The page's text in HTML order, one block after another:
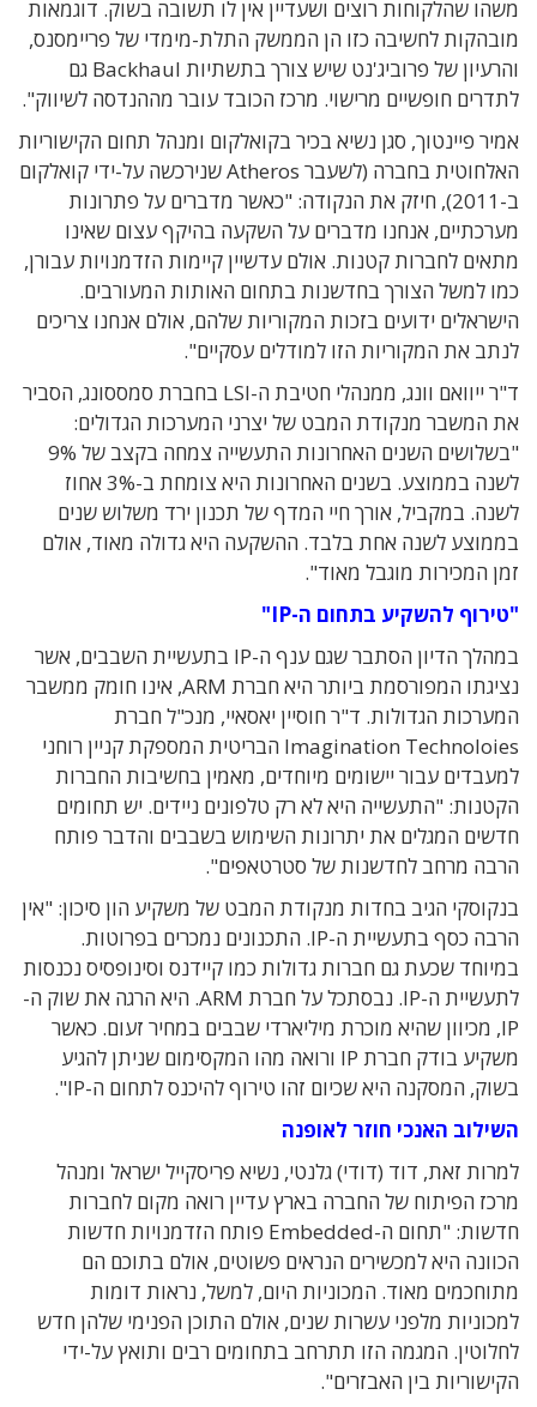
משהו שהלקוחות רוצים ושעדיין אין לו תשובה בשוק. דוגמאות
מובהקות לחשיבה כזו הן הממשק התלת-מימדי של פריימסנס,
והרעיון של פרוביג'נט שיש צורך בתשתיות Backhaul גם
לתדרים חופשיים מרישוי. מרכז הכובד עובר מההנדסה לשיווק".
אמיר פיינטוך, סגן נשיא בכיר בקואלקום ומנהל תחום הקישוריות
האלחוטית בחברה (לשעבר Atheros שנירכשה על-ידי קואלקום
ב-2011), חיזק את הנקודה: "כאשר מדברים על פתרונות
מערכתיים, אנחנו מדברים על השקעה בהיקף עצום שאינו
מתאים לחברות קטנות. אולם עדשיין קיימות הזדמנויות עבורן,
כמו למשל הצורך בחדשנות בתחום האותות המעורבים.
הישראלים ידועים בזכות המקוריות שלהם, אולם אנחנו צריכים
לנתב את המקוריות הזו למודלים עסקיים".
ד"ר ייוואם וונג, ממנהלי חטיבת ה-LSI בחברת סמססונג, הסביר
את המשבר מנקודת המבט של יצרני המערכות הגדולים:
"בשלושים השנים האחרונות התעשייה צמחה בקצב של 9%
לשנה בממוצע. בשנים האחרונות היא צומחת ב-3% אחוז
לשנה. במקביל, אורך חיי המדף של תכנון ירד משלוש שנים
בממוצע לשנה אחת בלבד. ההשקעה היא גדולה מאוד, אולם
זמן המכירות מוגבל מאוד".
"טירוף להשקיע בתחום ה-IP"
במהלך הדיון הסתבר שגם ענף ה-IP בתעשיית השבבים, אשר
נציגתו המפורסמת ביותר היא חברת ARM, אינו חומק ממשבר
המערכות הגדולות. ד"ר חוסיין יאסאיי, מנכ"ל חברת
Imagination Technoloies הבריטית המספקת קניין רוחני
למעבדים עבור יישומים מיוחדים, מאמין בחשיבות החברות
הקטנות: "התעשייה היא לא רק טלפונים ניידים. יש תחומים
חדשים המגלים את יתרונות השימוש בשבבים והדבר פותח
הרבה מרחב לחדשנות של סטרטאפים".
בנקוסקי הגיב בחדות מנקודת המבט של משקיע הון סיכון: "אין
הרבה כסף בתעשיית ה-IP. התכנונים נמכרים בפרוטות.
במיוחד שכעת גם חברות גדולות כמו קיידנס וסינופסיס נכנסות
לתעשיית ה-IP. נבסתכל על חברת ARM. היא הרגה את שוק ה-
IP, מכיוון שהיא מוכרת מיליארדי שבבים במחיר זעום. כאשר
משקיע בודק חברת IP ורואה מהו המקסימום שניתן להגיע
בשוק, המסקנה היא שכיום זהו טירוף להיכנס לתחום ה-IP".
השילוב האנכי חוזר לאופנה
למרות זאת, דוד (דודי) גלנטי, נשיא פריסקייל ישראל ומנהל
מרכז הפיתוח של החברה בארץ עדיין רואה מקום לחברות
חדשות: "תחום ה-Embedded פותח הזדמנויות חדשות
הכוונה היא למכשירים הנראים פשוטים, אולם בתוכם הם
מתוחכמים מאוד. המכוניות היום, למשל, נראות דומות
למכוניות מלפני עשרות שנים, אולם התוכן הפנימי שלהן חדש
לחלוטין. המגמה הזו תתרחב בתחומים רבים ותואץ על-ידי
הקישוריות בין האבזרים".